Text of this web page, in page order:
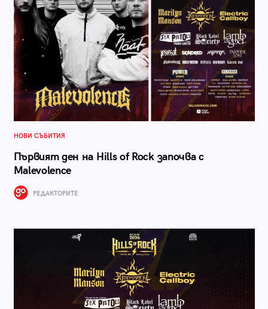
НОВИ СЪБИТИЯ
Първият ден на Hills of Rock започва с
Malevolence
РЕДАКТОРИТЕ